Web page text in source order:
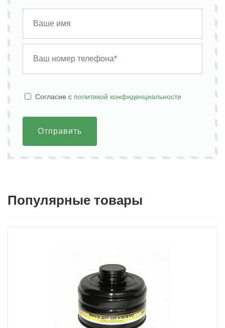
Cогласие с политикой конфиденциальности
Отправить
Популярные товары